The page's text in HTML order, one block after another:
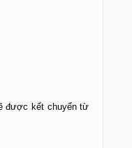
được kết chuyển từ